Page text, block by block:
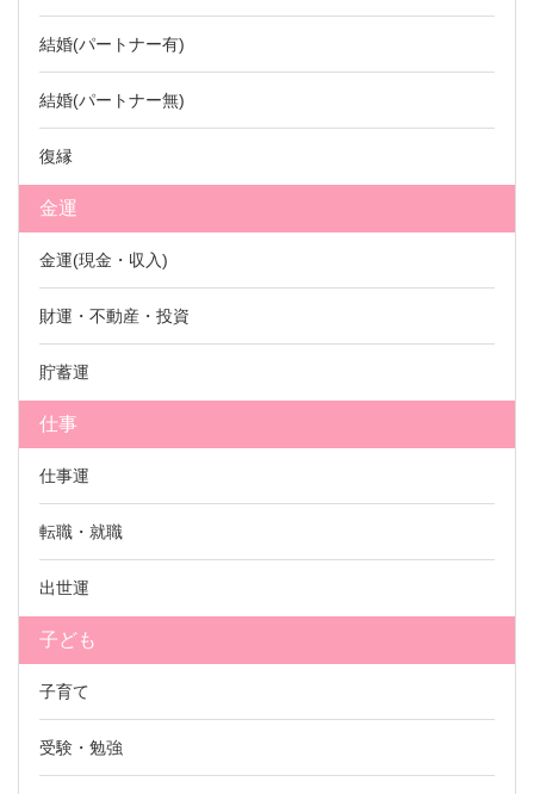
結婚(パートナー有)
結婚(パートナー無)
復縁
金運
金運(現金・収入)
財運・不動産・投資
貯蓄運
仕事
仕事運
転職・就職
出世運
子ども
子育て
受験・勉強